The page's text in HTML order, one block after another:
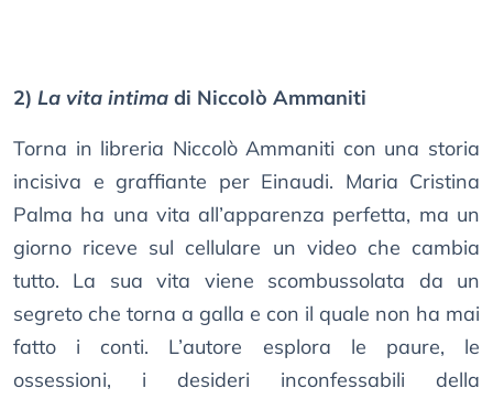
2) La vita intima di Niccolò Ammaniti
Torna in libreria Niccolò Ammaniti con una storia
incisiva e graffiante per Einaudi. Maria Cristina
Palma ha una vita all’apparenza perfetta, ma un
giorno riceve sul cellulare un video che cambia
tutto. La sua vita viene scombussolata da un
segreto che torna a galla e con il quale non ha mai
fatto i conti. L’autore esplora le paure, le
ossessioni, i desideri inconfessabili della